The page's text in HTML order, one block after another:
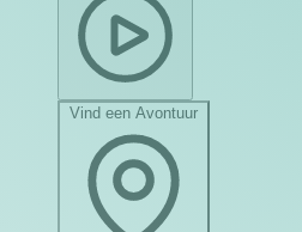
Vind een Avontuur